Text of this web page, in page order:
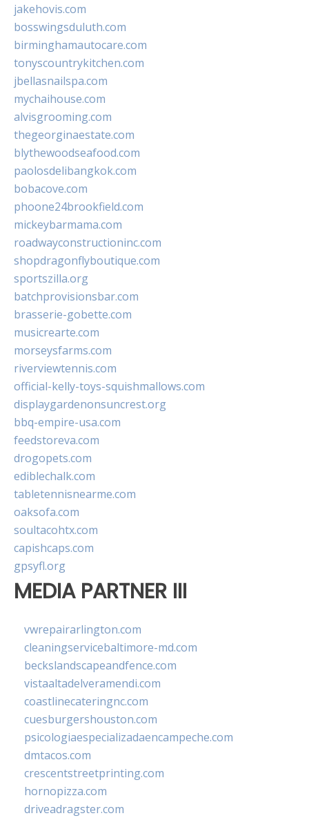
jakehovis.com
bosswingsduluth.com
birminghamautocare.com
tonyscountrykitchen.com
jbellasnailspa.com
mychaihouse.com
alvisgrooming.com
thegeorginaestate.com
blythewoodseafood.com
paolosdelibangkok.com
bobacove.com
phoone24brookfield.com
mickeybarmama.com
roadwayconstructioninc.com
shopdragonflyboutique.com
sportszilla.org
batchprovisionsbar.com
brasserie-gobette.com
musicrearte.com
morseysfarms.com
riverviewtennis.com
official-kelly-toys-squishmallows.com
displaygardenonsuncrest.org
bbq-empire-usa.com
feedstoreva.com
drogopets.com
ediblechalk.com
tabletennisnearme.com
oaksofa.com
soultacohtx.com
capishcaps.com
gpsyfl.org
MEDIA PARTNER III
vwrepairarlington.com
cleaningservicebaltimore-md.com
beckslandscapeandfence.com
vistaaltadelveramendi.com
coastlinecateringnc.com
cuesburgershouston.com
psicologiaespecializadaencampeche.com
dmtacos.com
crescentstreetprinting.com
hornopizza.com
driveadragster.com